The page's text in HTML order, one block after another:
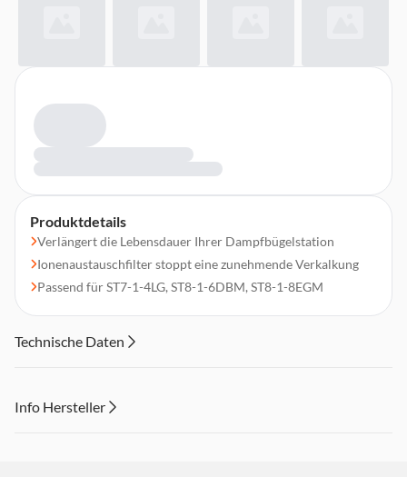
Produktdetails
Verlängert die Lebensdauer Ihrer Dampfbügelstation
Ionenaustauschfilter stoppt eine zunehmende Verkalkung
Passend für ST7-1-4LG, ST8-1-6DBM, ST8-1-8EGM
Technische Daten
Info Hersteller